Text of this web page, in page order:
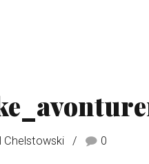
Chelstowski 0